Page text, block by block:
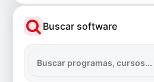
Buscar software